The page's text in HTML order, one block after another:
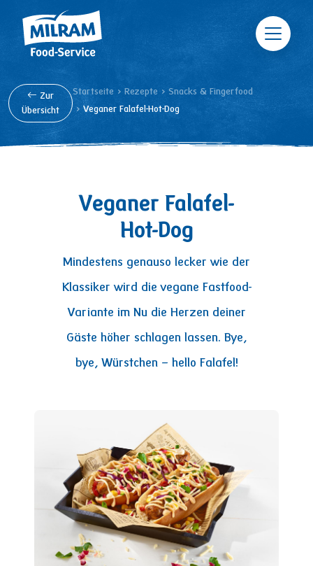
Direkt zum Inhalt
Zur
Übersicht
Pfadnavigation
Startseite Rezepte
Snacks & Fingerfood
Veganer Falafel-Hot-Dog
Veganer Falafel-
Hot-Dog
Mindestens genauso lecker wie der
Klassiker wird die vegane Fastfood-
Variante im Nu die Herzen deiner
Gäste höher schlagen lassen. Bye,
bye, Würstchen – hello Falafel!